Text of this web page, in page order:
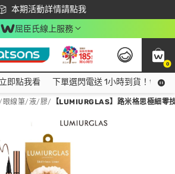
本期活動詳情請點我
下載app最高回饋$350
屈臣氏線上服務
0
我看
即點我看 下單選閃電送 1小時到貨！領神
眼線筆/液/膠/ 【LUMIURGLAS】路米格思極細